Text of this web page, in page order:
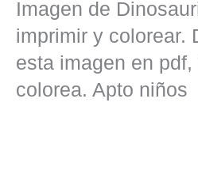
Imagen de
imprimir y colorear.
esta imagen en
colorea. Apto niños